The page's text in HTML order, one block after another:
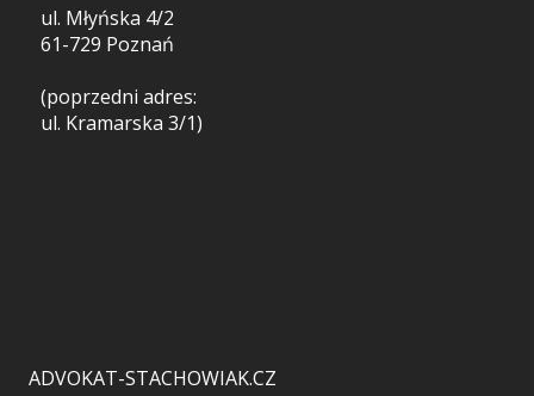
ul. Młyńska 4/2
61-729 Poznań
(poprzedni adres:
ul. Kramarska 3/1)
ADVOKAT-STACHOWIAK.CZ